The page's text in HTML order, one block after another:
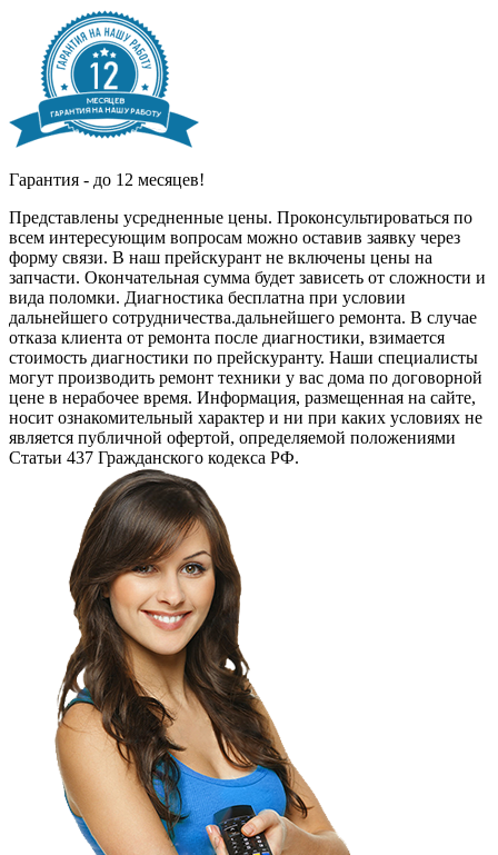
Гарантия - до 12 месяцев!
Представлены усредненные цены. Проконсультироваться по
всем интересующим вопросам можно оставив заявку через
форму связи. В наш прейскурант не включены цены на
запчасти. Окончательная сумма будет зависеть от сложности и
вида поломки. Диагностика бесплатна при условии
дальнейшего сотрудничества.дальнейшего ремонта. В случае
отказа клиента от ремонта после диагностики, взимается
стоимость диагностики по прейскуранту. Наши специалисты
могут производить ремонт техники у вас дома по договорной
цене в нерабочее время. Информация, размещенная на сайте,
носит ознакомительный характер и ни при каких условиях не
является публичной офертой, определяемой положениями
Статьи 437 Гражданского кодекса РФ.